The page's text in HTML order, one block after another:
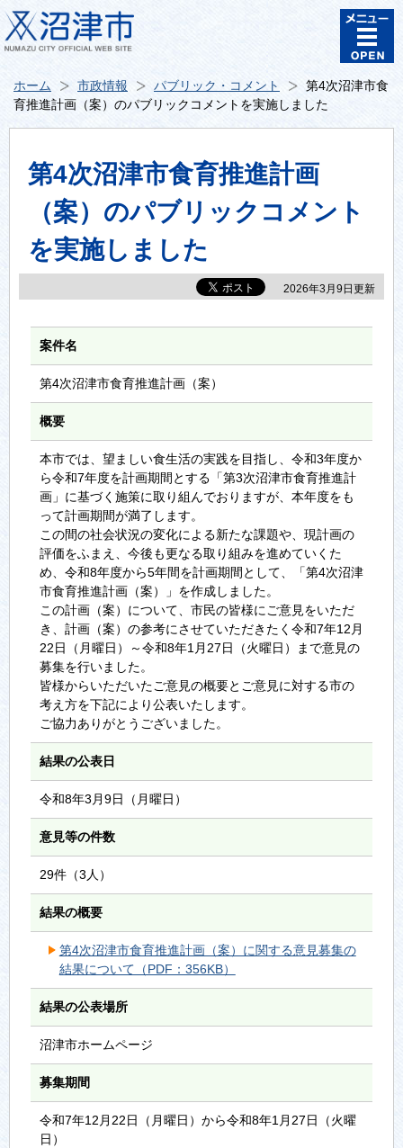
ホーム 市政情報 パブリック・コメント
第4次沼津市食
育推進計画（案）のパブリックコメントを実施しました
第4次沼津市食育推進計画
（案）のパブリックコメント
を実施しました
2026年3月9日更新
案件名
第4次沼津市食育推進計画（案）
概要
本市では、望ましい食生活の実践を目指し、令和3年度か
ら令和7年度を計画期間とする「第3次沼津市食育推進計
画」に基づく施策に取り組んでおりますが、本年度をも
って計画期間が満了します。
この間の社会状況の変化による新たな課題や、現計画の
評価をふまえ、今後も更なる取り組みを進めていくた
め、令和8年度から5年間を計画期間として、「第4次沼津
市食育推進計画（案）」を作成しました。
この計画（案）について、市民の皆様にご意見をいただ
き、計画（案）の参考にさせていただきたく令和7年12月
22日（月曜日）～令和8年1月27日（火曜日）まで意見の
募集を行いました。
皆様からいただいたご意見の概要とご意見に対する市の
考え方を下記により公表いたします。
ご協力ありがとうございました。
結果の公表日
令和8年3月9日（月曜日）
意見等の件数
29件（3人）
結果の概要
第4次沼津市食育推進計画（案）に関する意見募集の
結果について（PDF：356KB）
結果の公表場所
沼津市ホームページ
募集期間
令和7年12月22日（月曜日）から令和8年1月27日（火曜
日）